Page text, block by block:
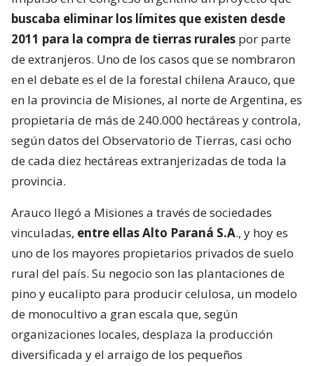
buscaba eliminar los límites que existen desde
2011 para la compra de tierras rurales por parte
de extranjeros. Uno de los casos que se nombraron
en el debate es el de la forestal chilena Arauco, que
en la provincia de Misiones, al norte de Argentina, es
propietaria de más de 240.000 hectáreas y controla,
según datos del Observatorio de Tierras, casi ocho
de cada diez hectáreas extranjerizadas de toda la
provincia.
Arauco llegó a Misiones a través de sociedades
vinculadas, entre ellas Alto Paraná S.A., y hoy es
uno de los mayores propietarios privados de suelo
rural del país. Su negocio son las plantaciones de
pino y eucalipto para producir celulosa, un modelo
de monocultivo a gran escala que, según
organizaciones locales, desplaza la producción
diversificada y el arraigo de los pequeños